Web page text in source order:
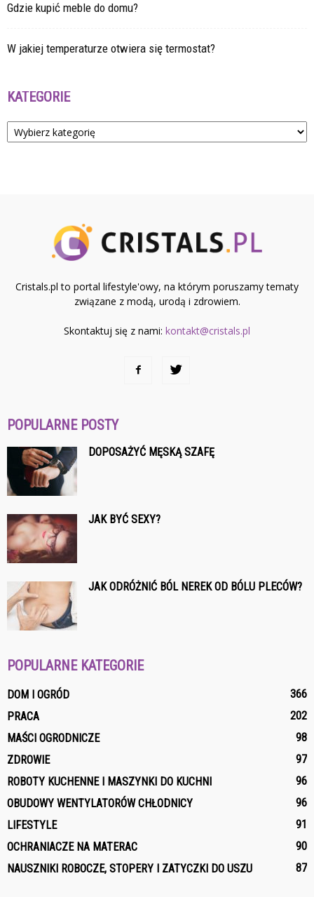
Gdzie kupić meble do domu?
W jakiej temperaturze otwiera się termostat?
KATEGORIE
Kategorie
Cristals.pl to portal lifestyle'owy, na którym poruszamy tematy
związane z modą, urodą i zdrowiem.
Skontaktuj się z nami: kontakt@cristals.pl
POPULARNE POSTY
DOPOSAŻYĆ MĘSKĄ SZAFĘ
JAK BYĆ SEXY?
JAK ODRÓŻNIĆ BÓL NEREK OD BÓLU PLECÓW?
POPULARNE KATEGORIE
DOM I OGRÓD
366
PRACA
202
MAŚCI OGRODNICZE
98
ZDROWIE
97
ROBOTY KUCHENNE I MASZYNKI DO KUCHNI
96
OBUDOWY WENTYLATORÓW CHŁODNICY
96
LIFESTYLE
91
OCHRANIACZE NA MATERAC
90
NAUSZNIKI ROBOCZE, STOPERY I ZATYCZKI DO USZU
87